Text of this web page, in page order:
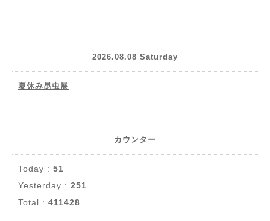
2026.08.08 Saturday
夏休み昆虫展
カウンター
Today : 51
Yesterday : 251
Total : 411428